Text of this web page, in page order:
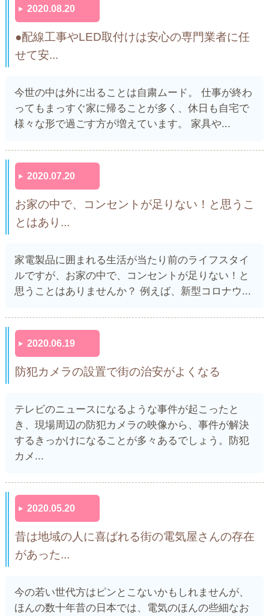
2020.08.20
●配線工事やLED取付けは安心の専門業者に任
せて安...
今世の中は外に出ることは自粛ムード。 仕事が終わ
ってもまっすぐ家に帰ることが多く、休日も自宅で
様々な形で過ごす方が増えています。 家具や...
2020.07.20
お家の中で、コンセントが足りない！と思うこ
とはあり...
家電製品に囲まれる生活が当たり前のライフスタイ
ルですが、お家の中で、コンセントが足りない！と
思うことはありませんか？ 例えば、新型コロナウ...
2020.06.19
防犯カメラの設置で街の治安がよくなる
テレビのニュースになるような事件が起こったと
き、現場周辺の防犯カメラの映像から、事件が解決
するきっかけになることが多々あるでしょう。防犯
カメ...
2020.05.20
昔は地域の人に喜ばれる街の電気屋さんの存在
があった...
今の若い世代方はピンとこないかもしれませんが、
ほんの数十年昔の日本では、電気のほんの些細なお